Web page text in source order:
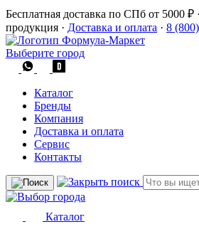
Бесплатная доставка по СПб от 5000 ₽ ·
продукция · Доставка и оплата · 8
Выберите город
Каталог
Бренды
Компания
Доставка и оплата
Сервис
Контакты
Каталог